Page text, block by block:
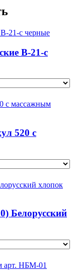
В-21-с
520 с
Белорусский